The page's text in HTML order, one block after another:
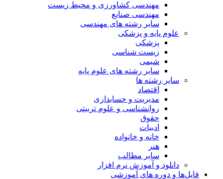
مهندسی کشاورزی و محیط زیست
مهندسی صنایع
سایر رشته های مهندسی
علوم پایه و پزشکی
پزشکی
زیست شناسی
شیمی
سایر رشته های علوم پایه
سایر رشته ها
اقتصاد
مدیریت و حسابداری
روانشناسی و علوم تربیتی
حقوق
ادبیات
خانه و خانواده
هنر
سایر مطالب
دانلود و آموزش نرم افزار
فایل‌ها و دوره های آموزشی